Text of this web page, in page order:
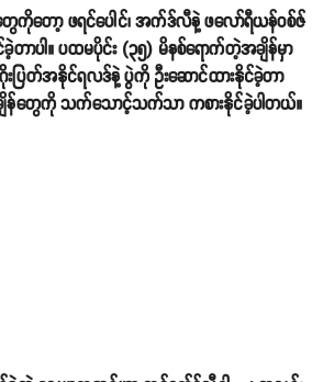
တော့ ဖရင်ပေါင်၊ အက်ဒ်လီနဲ့ ဖလော်ရီယန်ဝစ်ဇ်
ာပါ။ ပထမပိုင်း (၃၅) မိနစ်ရောက်တဲ့အချိန်မှာ
ြတ်အနိုင်ရလဒ်နဲ့ ပွဲကို ဦးဆောင်ထားနိုင်ခဲ့တာ
ချိန်တွေကို သက်သောင့်သက်သာ ကစားနိုင်ခဲ့ပါတယ်။